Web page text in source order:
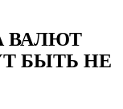
ВАЛЮТ
БЫТЬ НЕ